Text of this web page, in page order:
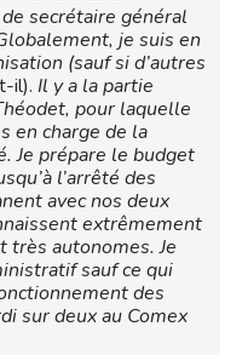
secrétaire général
je suis en
(sauf si d’autres
il). Il y a la partie
pour laquelle
en charge de la
Je prépare le budget
l’arrêté des
avec nos deux
extrêmement
autonomes. Je
sauf ce qui
des
sur deux au Comex